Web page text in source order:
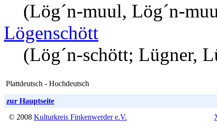
(Lög´n-muul, Lög´n-
Lögenschött
(Lög´n-schött; Lügner,
Plattdeutsch - Hochdeutsch
zur Hauptseite
© 2008 Kulturkreis Finkenwerder e.V.